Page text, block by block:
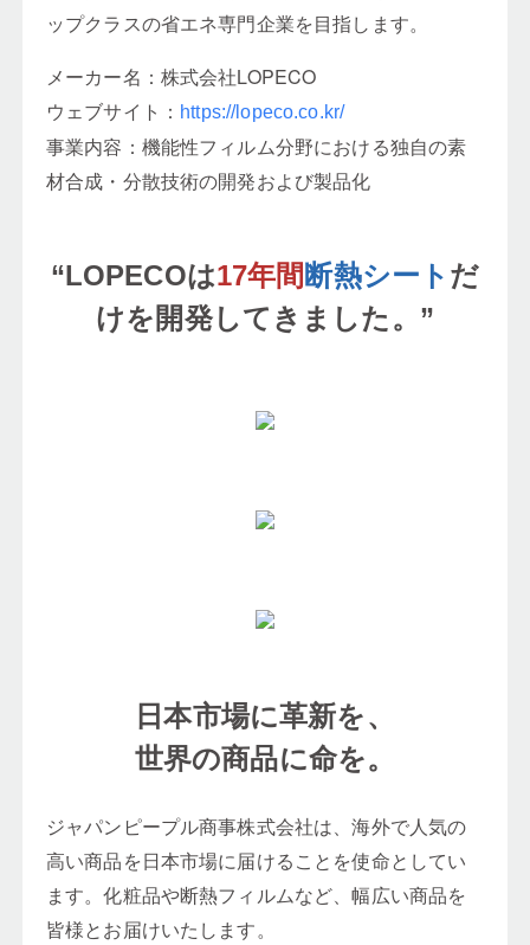
ップクラスの省エネ専門企業を目指します。
メーカー名：株式会社LOPECO
ウェブサイト： https://lopeco.co.kr/
事業内容：機能性フィルム分野における独自の素
材合成・分散技術の開発および製品化
“LOPECOは17年間 断熱シート だ
けを開発してきました。”
日本市場に革新を、
世界の商品に命を。
ジャパンピープル商事株式会社は、海外で人気の
高い商品を日本市場に届けることを使命としてい
ます。化粧品や断熱フィルムなど、幅広い商品を
皆様とお届けいたします。